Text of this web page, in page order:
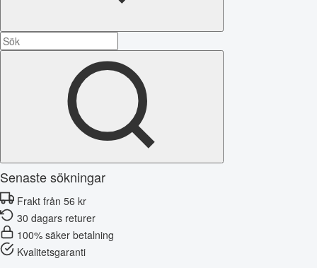
Senaste sökningar
Frakt från 56 kr
30 dagars returer
100% säker betalning
Kvalitetsgaranti